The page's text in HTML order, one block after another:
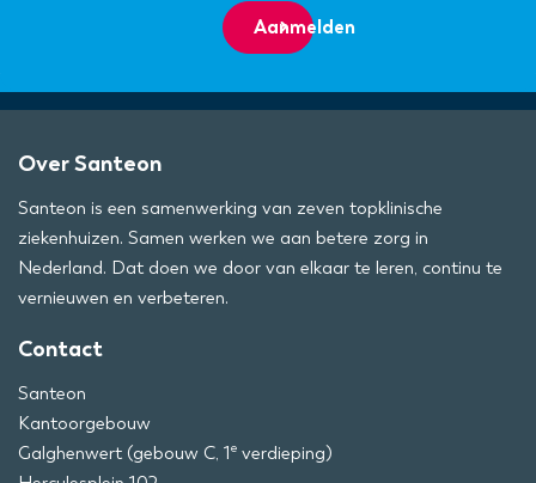
Aanmelden
Over Santeon
Santeon is een samenwerking van zeven topklinische
ziekenhuizen. Samen werken we aan betere zorg in
Nederland. Dat doen we door van elkaar te leren, continu te
vernieuwen en verbeteren.
Contact
Santeon
Kantoorgebouw
Galghenwert (gebouw C, 1e verdieping)